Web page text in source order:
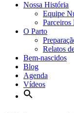
Nossa História
Equipe
O Parto
Relatos
Bem-nascidos
Blog
Agenda
Vídeos